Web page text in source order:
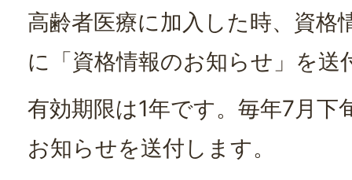
高齢者医療に加入した時、資格
に「資格情報のお知らせ」を送
有効期限は1年です。毎年7月下
お知らせを送付します。